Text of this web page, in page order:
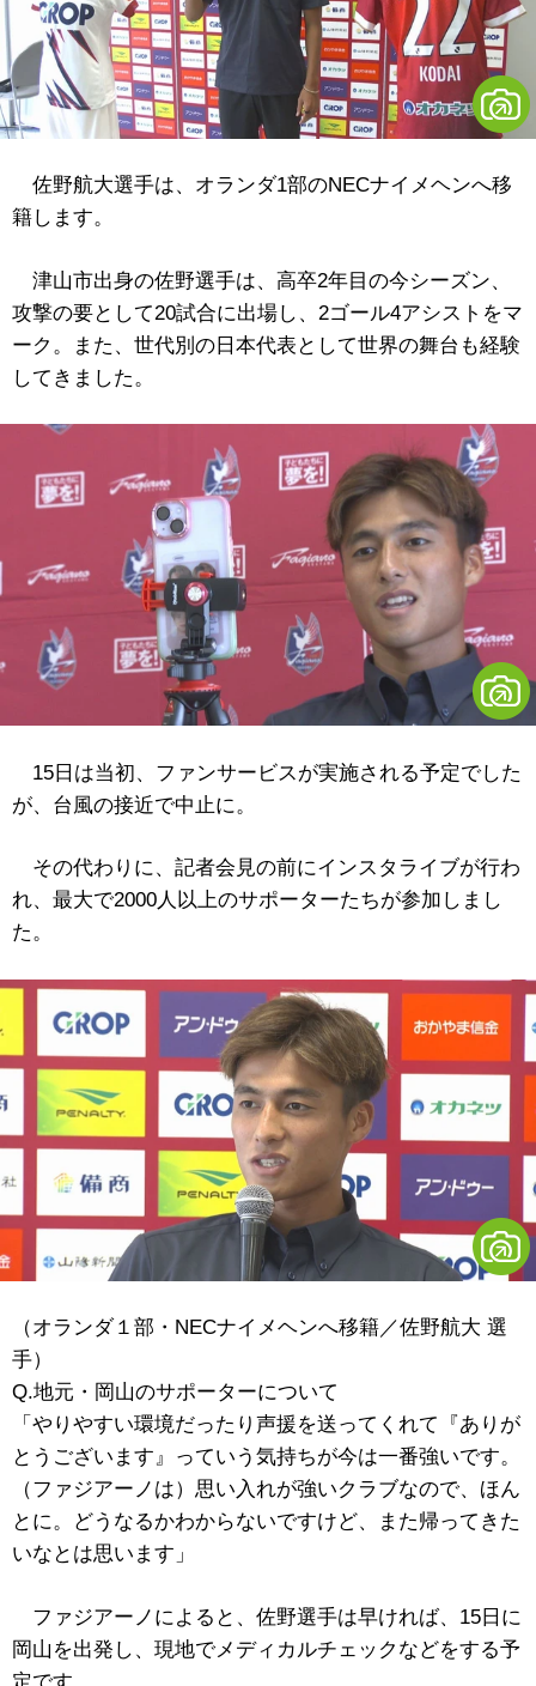
佐野航大選手は、オランダ1部のNECナイメヘンへ移
籍します。
津山市出身の佐野選手は、高卒2年目の今シーズン、
攻撃の要として20試合に出場し、2ゴール4アシストをマ
ーク。また、世代別の日本代表として世界の舞台も経験
してきました。
15日は当初、ファンサービスが実施される予定でした
が、台風の接近で中止に。
その代わりに、記者会見の前にインスタライブが行わ
れ、最大で2000人以上のサポーターたちが参加しまし
た。
（オランダ１部・NECナイメヘンへ移籍／佐野航大 選
手）
Q.地元・岡山のサポーターについて
「やりやすい環境だったり声援を送ってくれて『ありが
とうございます』っていう気持ちが今は一番強いです。
（ファジアーノは）思い入れが強いクラブなので、ほん
とに。どうなるかわからないですけど、また帰ってきた
いなとは思います」
ファジアーノによると、佐野選手は早ければ、15日に
岡山を出発し、現地でメディカルチェックなどをする予
定です。